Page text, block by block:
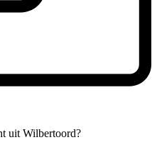
uit Wilbertoord?